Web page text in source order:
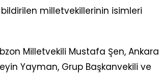
milletvekillerinin isimleri
Milletvekili Mustafa Şen, Ankara
Yayman, Grup Başkanvekili ve